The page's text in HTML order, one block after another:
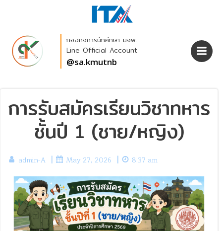
Skip
to
กองกิจการนักศึกษา มจพ.
Line Official Account
@sa.kmutnb
การรับสมัครเรียนวิชาทหาร
ชั้นปี 1 (ชาย/หญิง)
admin-A | May 27, 2026 | 8:37 am